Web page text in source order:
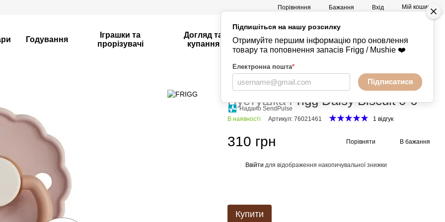
Підпишіться на нашу розсилку
Отримуйте першим інформацію про оновлення
товару та поповнення запасів Frigg / Mushie ❤️
Електронна пошта*
Підписатися
Надано SendPulse
Порівняння Бажання Вхід Мій кошик
Годування
Іграшки та
прорізувачі
Догляд та
купання
Mushie -
Речі
+380730847238
Головна Пустушки FRIGG FRIGG FRIGG
Пустушка Frigg Daisy Biscuit 0-6
В наявності Артикул: 76021461 1 відгук
310 грн Порівняти В бажання
Ввійти для відображення накопичувальної знижки
Купити